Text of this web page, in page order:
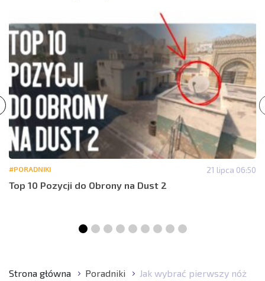
#PORADNIKI 21 lipca 06:50
Top 10 Pozycji do Obrony na Dust 2
Strona główna Poradniki Jak wybrać pierwszy nóż